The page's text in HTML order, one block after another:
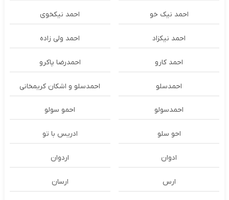
احمد نیک خو احمد نیکخوی
احمد نیکزاد احمد ولی زاده
احمد کارو احمدرضا پاکرو
احمدسلو احمدسلو و اشکان کریمخانی
احمدسولو احمو سولو
احو سلو ادریس با تو
ادوان اردوان
ارس ارسان